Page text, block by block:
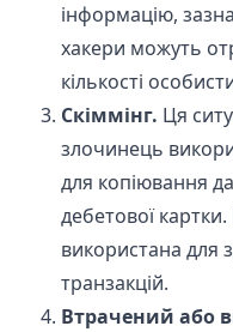
інформацію,
хакери можуть
кількості
Скіммінг. Ця
злочинець
для копіювання
дебетової
використана для
транзакцій.
Втрачений або